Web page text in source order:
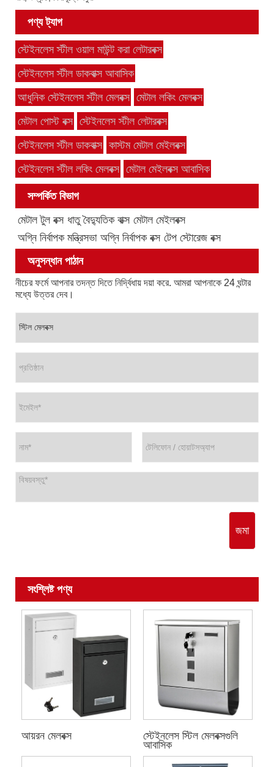
পণ্য ট্যাগ
স্টেইনলেস স্টীল ওয়াল মাউন্ট করা লেটারবক্স
স্টেইনলেস স্টীল ডাকবাক্স আবাসিক
আধুনিক স্টেইনলেস স্টীল মেলবক্স মেটাল লকিং মেলবক্স
মেটাল পোস্ট বক্স স্টেইনলেস স্টীল লেটারবক্স
স্টেইনলেস স্টীল ডাকবাক্স কাস্টম মেটাল মেইলবক্স
স্টেইনলেস স্টীল লকিং মেলবক্স মেটাল মেইলবক্স আবাসিক
সম্পর্কিত বিভাগ
মেটাল টুল বক্স ধাতু বৈদ্যুতিক বাক্স মেটাল মেইলবক্স
অগ্নি নির্বাপক মন্ত্রিসভা অগ্নি নির্বাপক বক্স টেপ স্টোরেজ বক্স
অনুসন্ধান পাঠান
নীচের ফর্মে আপনার তদন্ত দিতে নির্দ্বিধায় দয়া করে. আমরা আপনাকে 24 ঘন্টার
মধ্যে উত্তর দেব।
জমা
সংশ্লিষ্ট পণ্য
আয়রন মেলবক্স স্টেইনলেস স্টিল মেলবক্সগুলি
আবাসিক